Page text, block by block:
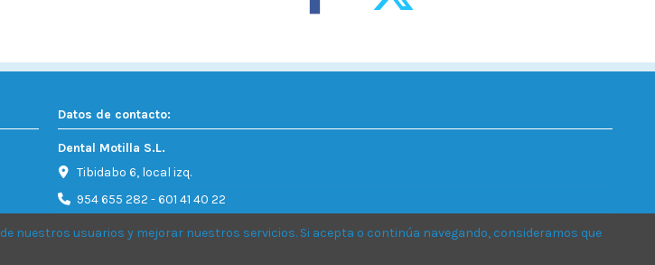
Datos de contacto:
Dental Motilla S.L.
Tibidabo 6, local izq.
954 655 282 - 601 41 40 22
Info@dentalmotilla.es
de nuestros usuarios y mejorar nuestros servicios. Si acepta o continúa navegando, consideramos que